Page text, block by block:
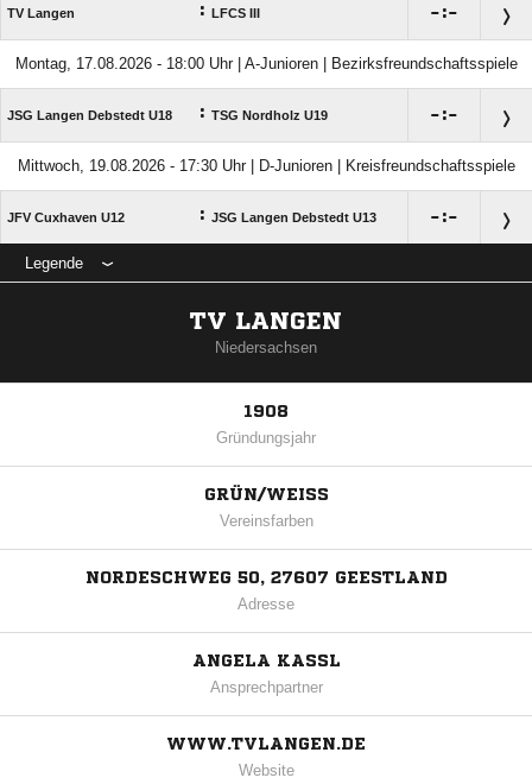
TV Langen : LFCS III :
Montag, 17.08.2026 - 18:00 Uhr | A-Junioren | Bezirksfreundschaftsspiele
JSG Langen Debstedt U18 : TSG Nordholz U19 :
Mittwoch, 19.08.2026 - 17:30 Uhr | D-Junioren | Kreisfreundschaftsspiele
JFV Cuxhaven U12 : JSG Langen Debstedt U13 :
Legende
TV LANGEN
Niedersachsen
1908
Gründungsjahr
GRÜN/WEISS
Vereinsfarben
NORDESCHWEG 50, 27607 GEESTLAND
Adresse
ANGELA KASSL
Ansprechpartner
WWW.TVLANGEN.DE
Website